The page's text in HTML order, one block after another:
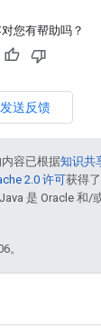
您有帮助吗？
发送反馈
容已根据知识共
2.0 许可获得
是 Oracle 和/
。